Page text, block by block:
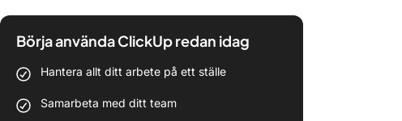
Börja använda ClickUp redan idag
Hantera allt ditt arbete på ett ställe
Samarbeta med ditt team